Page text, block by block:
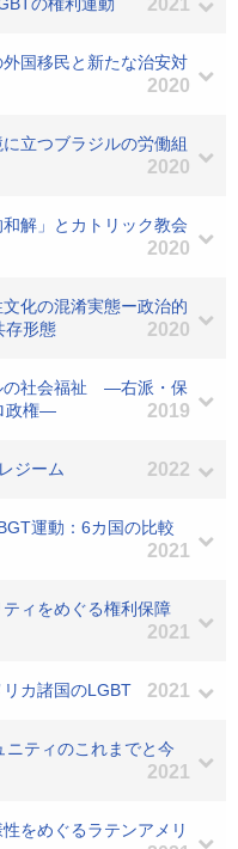
2021
国移民と新たな治安対
2020
立つブラジルの労働組
2020
解」とカトリック教会
2020
化の混淆実態ー政治的
存形態
2020
の社会福祉 ―右派・保
政権―
2019
ジーム 2022
運動：6カ国の比較
2021
ィをめぐる権利保障
2021
カ諸国のLGBT 2021
ティのこれまでと今
2021
をめぐるラテンアメリ